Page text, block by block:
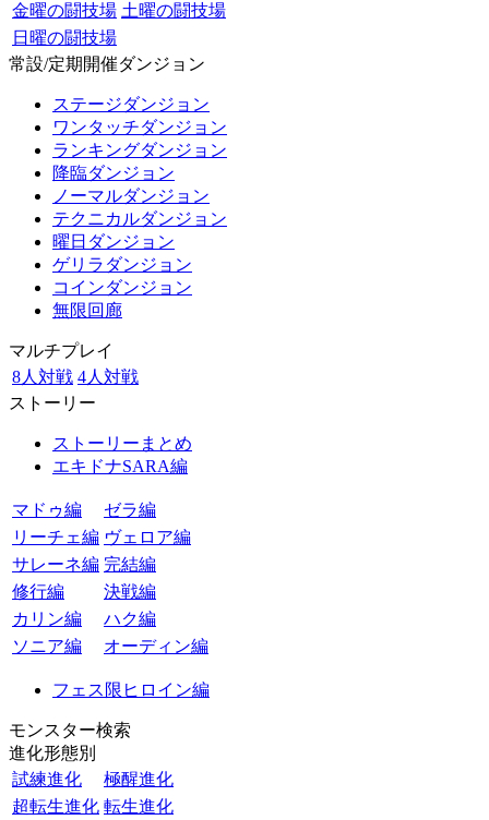
金曜の闘技場 土曜の闘技場
日曜の闘技場
常設/定期開催ダンジョン
ステージダンジョン
ワンタッチダンジョン
ランキングダンジョン
降臨ダンジョン
ノーマルダンジョン
テクニカルダンジョン
曜日ダンジョン
ゲリラダンジョン
コインダンジョン
無限回廊
マルチプレイ
8人対戦 4人対戦
ストーリー
ストーリーまとめ
エキドナSARA編
マドゥ編
ゼラ編
リーチェ編 ヴェロア編
サレーネ編 完結編
修行編
決戦編
カリン編
ハク編
ソニア編
オーディン編
フェス限ヒロイン編
モンスター検索
進化形態別
試練進化
極醒進化
超転生進化 転生進化